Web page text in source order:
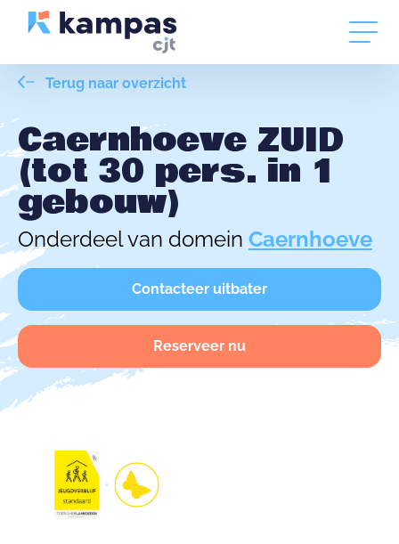
Terug naar overzicht
Caernhoeve ZUID
(tot 30 pers. in 1
gebouw)
Onderdeel van domein Caernhoeve
Contacteer uitbater
Reserveer nu